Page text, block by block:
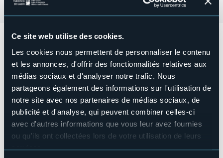
Ce site web utilise des cookies.
Les cookies nous permettent de personnaliser le contenu
et les annonces, d'offrir des fonctionnalités relatives aux
médias sociaux et d'analyser notre trafic. Nous
partageons également des informations sur l'utilisation de
notre site avec nos partenaires de médias sociaux, de
publicité et d'analyse, qui peuvent combiner celles-ci
avec d'autres informations que vous leur avez fournies
ou qu'ils ont collectées lors de votre utilisation de leurs
services.
DOS Duo Onirico Sonoro Floating Tour - Annalisa De Feo
e Livia De Romanis
Venerdì 19 aprile ore 18.00 nella libreria la Stanza di Vincent
- Vicolo S. Anna 8
Musica sperimentale e di ricerca suoni contemporanei... il
fascino della contaminazione.
Ingresso ad offerta libera, i posti sono limitati.
Organisateur de l'événement
Associazione TERAMATA
Lieu de l'événement